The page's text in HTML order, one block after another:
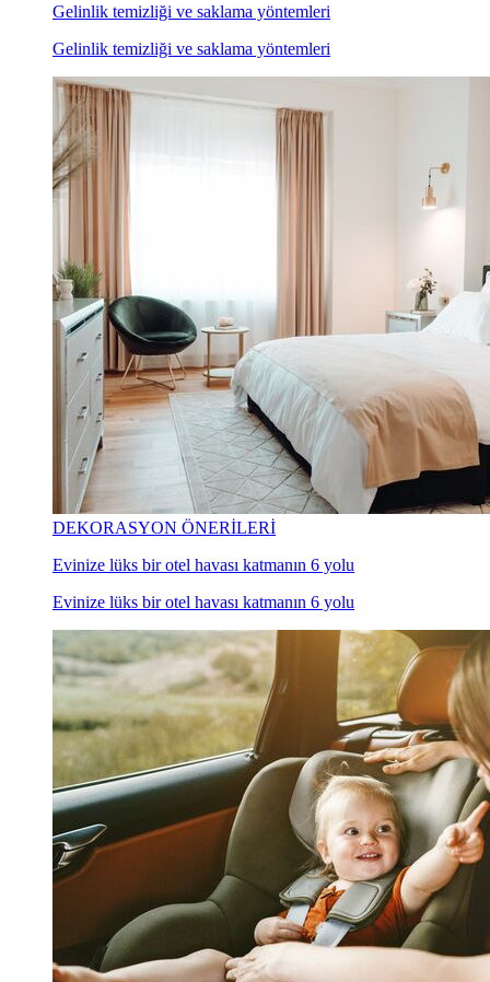
Gelinlik temizliği ve saklama yöntemleri
Gelinlik temizliği ve saklama yöntemleri
DEKORASYON ÖNERİLERİ
Evinize lüks bir otel havası katmanın 6 yolu
Evinize lüks bir otel havası katmanın 6 yolu